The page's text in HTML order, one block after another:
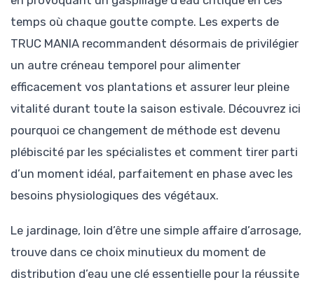
temps où chaque goutte compte. Les experts de
TRUC MANIA recommandent désormais de privilégier
un autre créneau temporel pour alimenter
efficacement vos plantations et assurer leur pleine
vitalité durant toute la saison estivale. Découvrez ici
pourquoi ce changement de méthode est devenu
plébiscité par les spécialistes et comment tirer parti
d’un moment idéal, parfaitement en phase avec les
besoins physiologiques des végétaux.
Le jardinage, loin d’être une simple affaire d’arrosage,
trouve dans ce choix minutieux du moment de
distribution d’eau une clé essentielle pour la réussite